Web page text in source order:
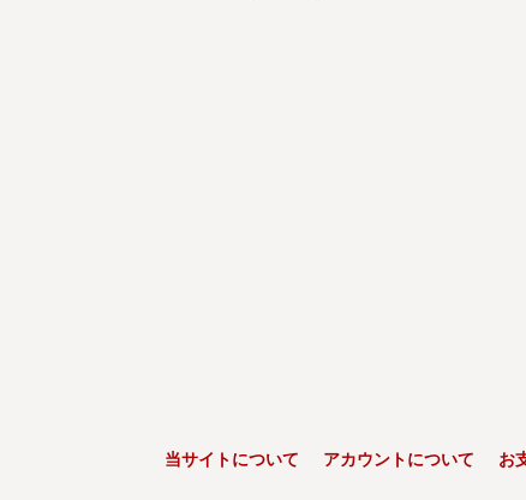
当サイトについて アカウントについて お